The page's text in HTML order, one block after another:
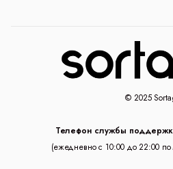
© 2025
Телефон службы
(ежедневно с 10:00 до 22:00 по